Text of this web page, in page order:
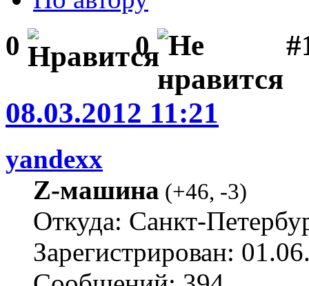
0 0
08.03.2012 11:21
yandexx
Z-машина (+46, -3)
Откуда: Санкт-
Зарегистрирован: